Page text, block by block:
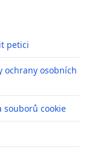
petici
ochrany osobních
souborů cookie